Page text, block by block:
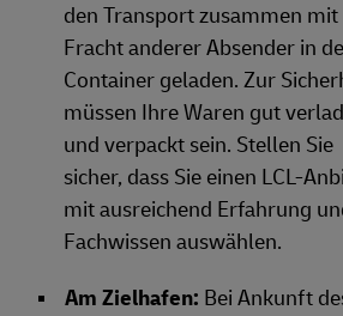
den Transport zusammen
Fracht anderer Absender in
Container geladen. Zur
müssen Ihre Waren gut
und verpackt sein. Stellen Sie
sicher, dass Sie einen LCL-
mit ausreichend Erfahrung
Fachwissen auswählen.
Am Zielhafen: Bei Ankunft